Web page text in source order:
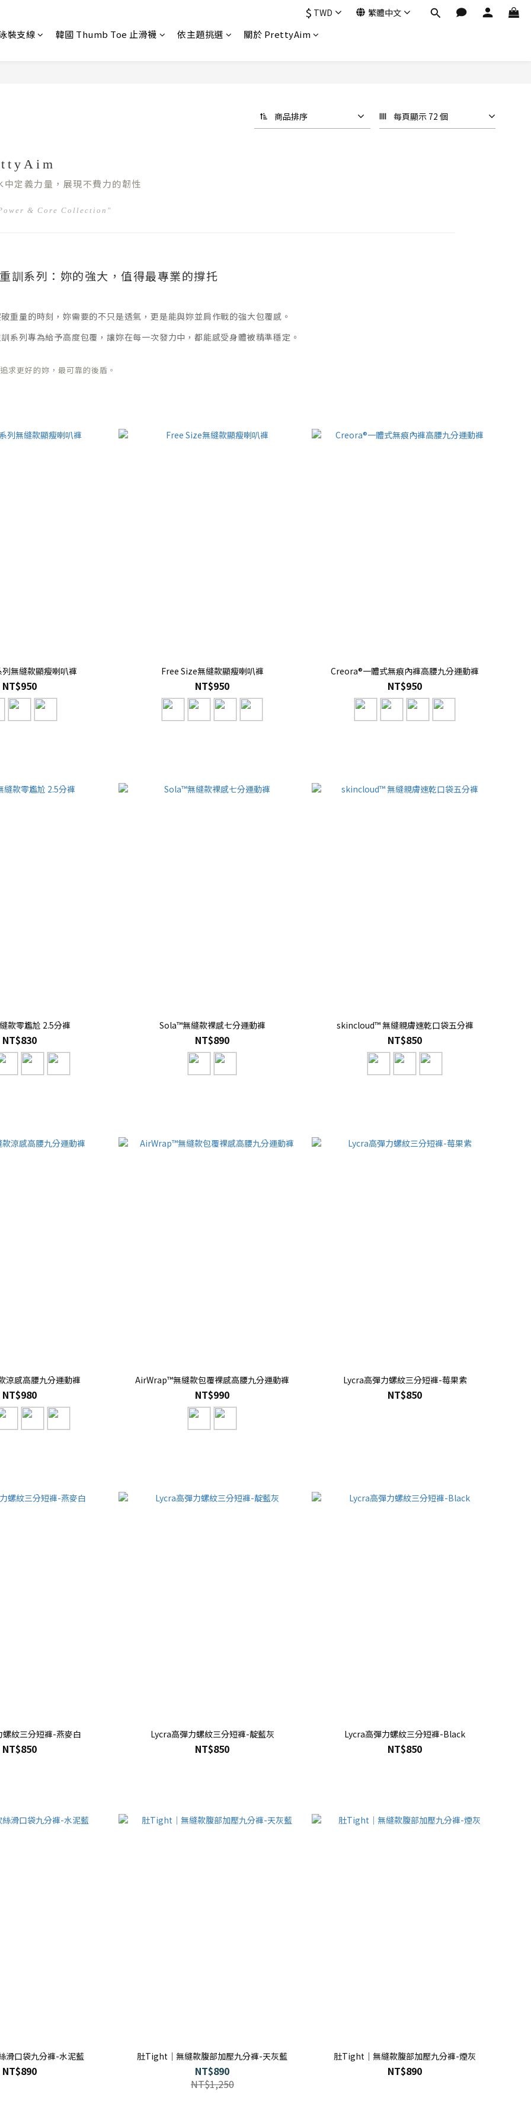
$ TWD 繁體中文
裝支線 韓國 Thumb Toe 止滑襪 依主題挑選 關於 PrettyAim
商品排序 每頁顯示 72 個
中定義力量，展現不費力的韌性
& Core Collection"
訓系列：妳的強大，值得最專業的撐托
重量的時刻，妳需要的不只是透氣，更是能與妳並肩作戰的強大包覆感。
系列專為給予高度包覆，讓妳在每一次發力中，都能感受身體被精準穩定。
求更好的妳，最可靠的後盾。
無縫款顯瘦喇叭褲
NT$950
Free Size無縫款顯瘦喇叭褲
NT$950
Creora®一體式無痕內褲高腰九分運動褲
NT$950
款零尷尬 2.5分褲
NT$830
Sola™無縫款裸感七分運動褲
NT$890
skincloud™ 無縫親膚速乾口袋五分褲
NT$850
涼感高腰九分運動褲
NT$980
AirWrap™無縫款包覆裸感高腰九分運動褲
NT$990
Lycra高彈力螺紋三分短褲-莓果紫
NT$850
螺紋三分短褲-燕麥白
NT$850
Lycra高彈力螺紋三分短褲-靛藍灰
NT$850
Lycra高彈力螺紋三分短褲-Black
NT$850
滑口袋九分褲-水泥藍
NT$890
肚Tight｜無縫款腹部加壓九分褲-天灰藍
NT$890
NT$1,250
肚Tight｜無縫款腹部加壓九分褲-煙灰
NT$890